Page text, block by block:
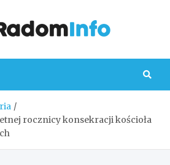
rocznicy konsekracji kościoła